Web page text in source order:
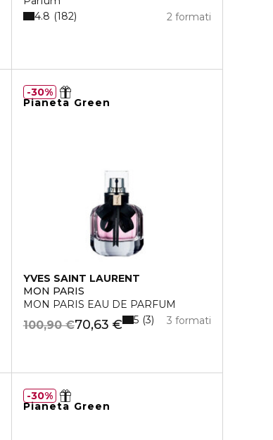
2 formati
4.8 182
Pianeta Green
YVES SAINT LAURENT
MON PARIS
MON PARIS EAU DE PARFUM
70,63 €
100,90 € 3 formati
5 3
30%
Pianeta Green
30%